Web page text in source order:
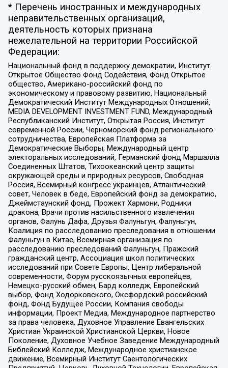
* Перечень иностранных и международных
неправительственных организаций,
деятельность которых признана
нежелательной на территории Российской
Федерации:
Национальный фонд в поддержку демократии, Институт
Открытое Общество Фонд Содействия, Фонд Открытое
общество, Американо-российский фонд по
экономическому и правовому развитию, Национальный
Демократический Институт Международных Отношений,
MEDIA DEVELOPMENT INVESTMENT FUND, Международный
Республиканский Институт, Открытая Россия, Институт
современной России, Черноморский фонд регионального
сотрудничества, Европейская Платформа за
Демократические Выборы, Международный центр
электоральных исследований, Германский фонд Маршалла
Соединенных Штатов, Тихоокеанский центр защиты
окружающей среды и природных ресурсов, Свободная
Россия, Всемирный конгресс украинцев, Атлантический
совет, Человек в беде, Европейский фонд за демократию,
Джеймстаунский фонд, Прожект Хармони, Родники
дракона, Врачи против насильственного извлечения
органов, Фалунь Дафа, Друзья Фалуньгун, Фалуньгун,
Коалиция по расследованию преследования в отношении
Фалуньгун в Китае, Всемирная организация по
расследованию преследований Фалуньгун, Пражский
гражданский центр, Ассоциация школ политических
исследований при Совете Европы, Центр либеральной
современности, Форум русскоязычных европейцев,
Немецко-русский обмен, Бард колледж, Европейский
выбор, Фонд Ходорковского, Оксфордский российский
фонд, Фонд Будущее России, Компания свободы
информации, Проект Медиа, Международное партнерство
за права человека, Духовное Управление Евангельских
Христиан Украинской Христианской Церкви, Новое
Поколение, Духовное Учебное Заведение Международный
Библейский Колледж, Международное христианское
движение, Всемирный Институт Саентологических